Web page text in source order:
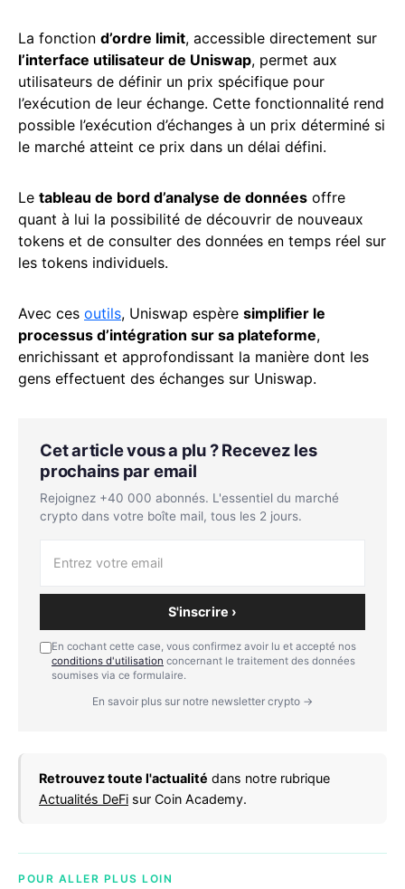
La fonction d’ordre limit, accessible directement sur
l’interface utilisateur de Uniswap, permet aux
utilisateurs de définir un prix spécifique pour
l’exécution de leur échange. Cette fonctionnalité rend
possible l’exécution d’échanges à un prix déterminé si
le marché atteint ce prix dans un délai défini.
Le tableau de bord d’analyse de données offre
quant à lui la possibilité de découvrir de nouveaux
tokens et de consulter des données en temps réel sur
les tokens individuels.
Avec ces outils, Uniswap espère simplifier le
processus d’intégration sur sa plateforme,
enrichissant et approfondissant la manière dont les
gens effectuent des échanges sur Uniswap.
Cet article vous a plu ? Recevez les
prochains par email
Rejoignez +40 000 abonnés. L'essentiel du marché
crypto dans votre boîte mail, tous les 2 jours.
S'inscrire ›
En cochant cette case, vous confirmez avoir lu et accepté nos
conditions d'utilisation concernant le traitement des données
soumises via ce formulaire.
En savoir plus sur notre newsletter crypto →
Retrouvez toute l'actualité dans notre rubrique
Actualités DeFi sur Coin Academy.
POUR ALLER PLUS LOIN